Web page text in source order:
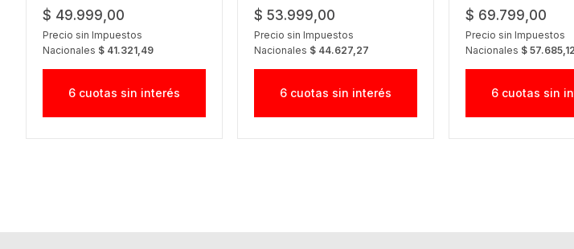
$ 49.999,00
Precio sin Impuestos
Nacionales $ 41.321,49
6 cuotas sin interés
$ 53.999,00
Precio sin Impuestos
Nacionales $ 44.627,27
6 cuotas sin interés
$ 69.799,00
Precio sin Impuestos
Nacionales $ 57.685,12
6 cuotas sin